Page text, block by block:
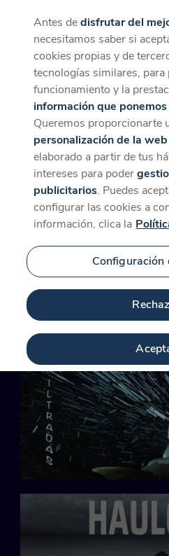
La mejor experiencia
Contenido
para
Novedad
Antes dedisfrutar del
necesitamos saber si
cookies propias y de
tecnologías similares,
funcionamiento y la
información que
Queremos proporcionarte
personalización de la web
elaborado a partir de tus
intereses para poder
publicitarios. Puedes
configurar las cookies a
información, clica la
Configuración